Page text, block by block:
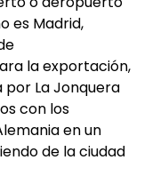
es Madrid,
la exportación,
La Jonquera
con los
en un
de la ciudad